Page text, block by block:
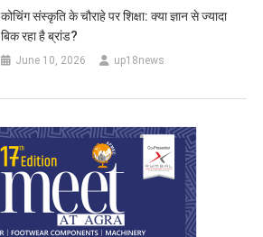
कोचिंग संस्कृति के चौराहे पर शिक्षा: क्या ज्ञान से ज्यादा
बिक रहा है ब्रांड?
June 10, 2026 up18news